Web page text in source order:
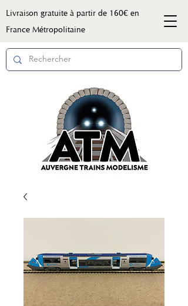
Livraison gratuite à partir de 160€ en
France Métropolitaine